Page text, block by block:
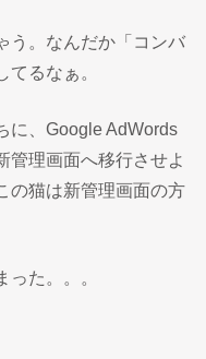
う。なんだか「コンバ
るなぁ。
に、Google AdWords
管理画面へ移行させよ
の猫は新管理画面の方
った。。。